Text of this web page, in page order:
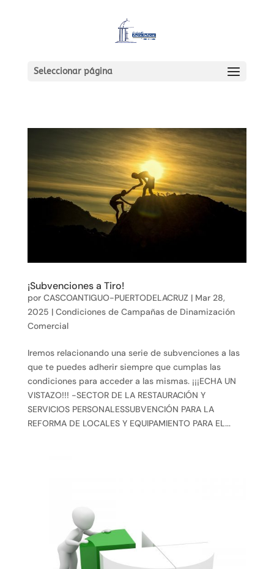
Seleccionar página
¡Subvenciones a Tiro!
por CASCOANTIGUO-PUERTODELACRUZ | Mar 28,
2025 | Condiciones de Campañas de Dinamización
Comercial
Iremos relacionando una serie de subvenciones a las
que te puedes adherir siempre que cumplas las
condiciones para acceder a las mismas. ¡¡¡ECHA UN
VISTAZO!!! -SECTOR DE LA RESTAURACIÓN Y
SERVICIOS PERSONALESSUBVENCIÓN PARA LA
REFORMA DE LOCALES Y EQUIPAMIENTO PARA EL...